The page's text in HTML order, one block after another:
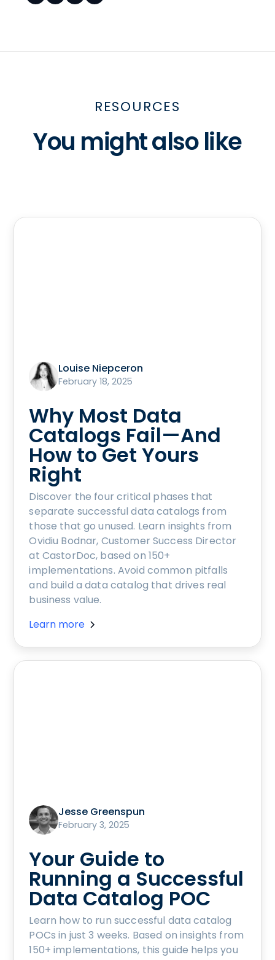
RESOURCES
You might also like
Louise Niepceron
February 18, 2025
Why Most Data
Catalogs Fail—And
How to Get Yours
Right
Discover the four critical phases that
separate successful data catalogs from
those that go unused. Learn insights from
Ovidiu Bodnar, Customer Success Director
at CastorDoc, based on 150+
implementations. Avoid common pitfalls
and build a data catalog that drives real
business value.
Learn more
Jesse Greenspun
February 3, 2025
Your Guide to
Running a Successful
Data Catalog POC
Learn how to run successful data catalog
POCs in just 3 weeks. Based on insights from
150+ implementations, this guide helps you